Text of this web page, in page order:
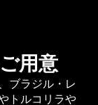
用意
ブラジル・レ
トルコリラや